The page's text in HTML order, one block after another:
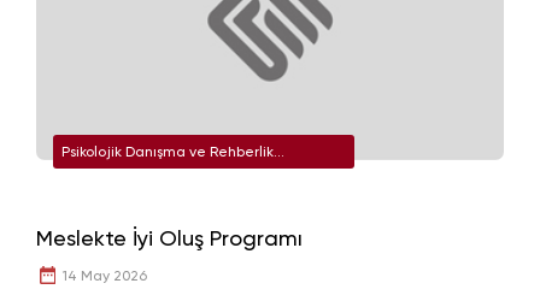
Psikolojik Danışma ve Rehberlik
Meslekte İyi Oluş Programı
14 May 2026